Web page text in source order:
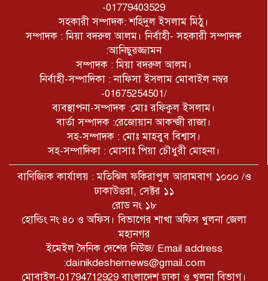
চট্টগ্রাম বাঁশখালীতে প্রধানমন্ত্রীর সফর:
হেলিপ্যাড ও জনসভাস্থল চূড়ান্ত।
-01779403529
সহকারী সম্পাদক: শহিদুল ইসলাম মিঠু।
সম্পাদক : মিয়া বদরুল আলম। নির্বাহী- সহকারী সম্পাদক
:আনিছুরজ্জামন
সম্পাদক : মিয়া বদরুল আলম।
নির্বাহী-সম্পাদিকা : নাফিসা ইসলাম মোবাইল নম্বর
-01675254501/
ব্যবস্থাপনা-সম্পাদক :মোঃ রফিকুল ইসলাম।
বার্তা সম্পাদক :রেজোয়ান আকন্জী রাজা।
সহ-সম্পাদক : মোঃ মাহবুব বিশ্বাস।
সহ-সম্পাদিকা : মোসাঃ পিয়া চৌধুরী মোহনা।
বাণিজ্যিক কার্যালয় : মতিঝিল ফকিরাপুল আরামবাগ ১০০০ /ও
ঢাকাউত্তরা, সেক্টর ১১
রোড নং ১৮
হোল্ডিং নং ৪০ ও অফিস। বিভাগের শাখা অফিস খুলনা জেলা
মহানগর
ইমেইল দৈনিক দেশের নিউজ/ Email address
:dainikdeshernews@gmail.com
মোবাইল-01794712929 বাংলাদেশ ঢাকা ও খুলনা বিভাগ।